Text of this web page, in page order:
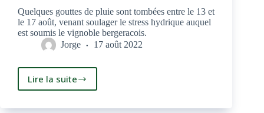
Quelques gouttes de pluie sont tombées entre le 13 et
le 17 août, venant soulager le stress hydrique auquel
est soumis le vignoble bergeracois.
Jorge
17 août 2022
Lire la suite
Quelques
de